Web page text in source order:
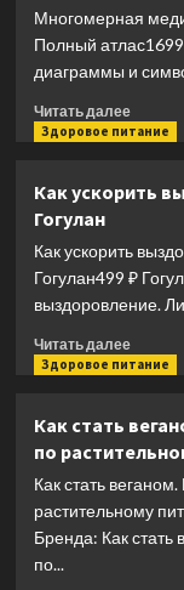
дней
Многомерная
Полный
диаграммы и
Читать далее
больше
и
Полный
атлас
Здоровое питание
Как ускорить
Гогулан
Как ускорить
Гогулан499 ₽
выздоровление.
Читать далее
больше
Личный
Майи
Гогулан
Здоровое питание
Как стать
по
Как стать
растительному
Бренда: Как
по...